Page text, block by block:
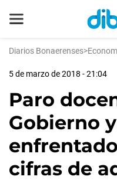
Diarios Bonaerenses>
5 de marzo de 2018 - 21:04
Paro
Gobierno
cifras de